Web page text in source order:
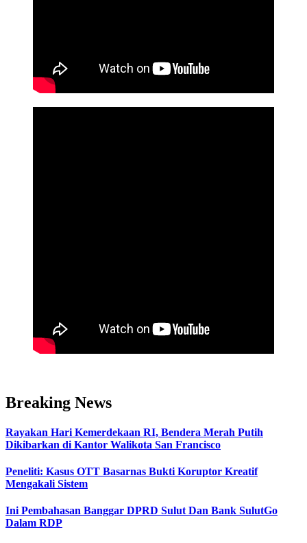
Breaking News
Rayakan Hari Kemerdekaan RI, Bendera Merah Putih
Dikibarkan di Kantor Walikota San Francisco
Peneliti: Kasus OTT Basarnas Bukti Koruptor Kreatif
Mengakali Sistem
Ini Pembahasan Banggar DPRD Sulut Dan Bank SulutGo
Dalam RDP